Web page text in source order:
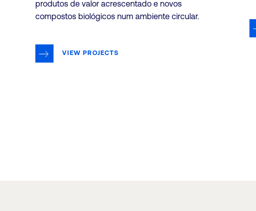
produtos de valor acrescentado e novos
compostos biológicos num ambiente circular.
VIEW PROJECTS